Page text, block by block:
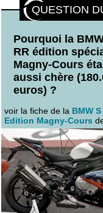
QUESTION
Pourquoi la
RR édition
Magny-Cours
aussi chère
euros) ?
voir la fiche de la BMW
Edition Magny-Cours